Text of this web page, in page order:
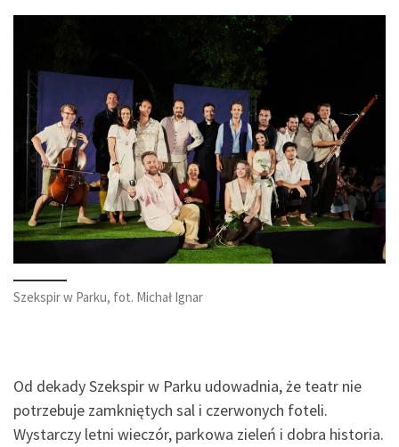
Szekspir w Parku, fot. Michał Ignar
Od dekady Szekspir w Parku udowadnia, że teatr nie
potrzebuje zamkniętych sal i czerwonych foteli.
Wystarczy letni wieczór, parkowa zieleń i dobra historia.